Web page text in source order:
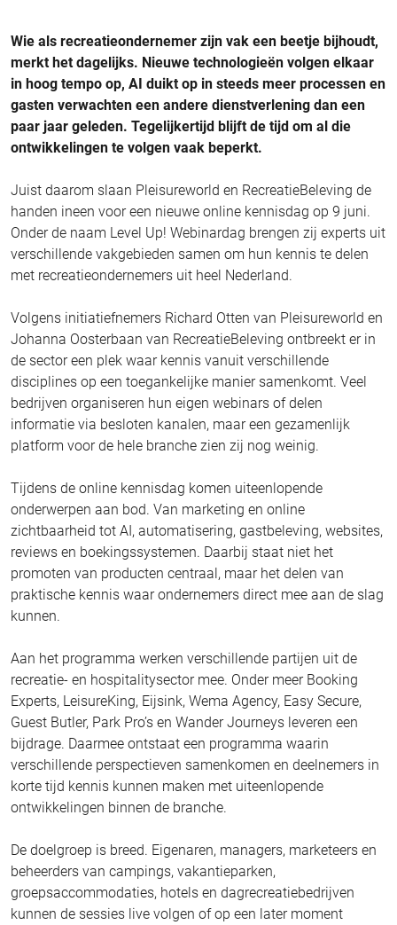
Wie als recreatieondernemer zijn vak een beetje bijhoudt,
merkt het dagelijks. Nieuwe technologieën volgen elkaar
in hoog tempo op, AI duikt op in steeds meer processen en
gasten verwachten een andere dienstverlening dan een
paar jaar geleden. Tegelijkertijd blijft de tijd om al die
ontwikkelingen te volgen vaak beperkt.
Juist daarom slaan Pleisureworld en RecreatieBeleving de
handen ineen voor een nieuwe online kennisdag op 9 juni.
Onder de naam Level Up! Webinardag brengen zij experts uit
verschillende vakgebieden samen om hun kennis te delen
met recreatieondernemers uit heel Nederland.
Volgens initiatiefnemers Richard Otten van Pleisureworld en
Johanna Oosterbaan van RecreatieBeleving ontbreekt er in
de sector een plek waar kennis vanuit verschillende
disciplines op een toegankelijke manier samenkomt. Veel
bedrijven organiseren hun eigen webinars of delen
informatie via besloten kanalen, maar een gezamenlijk
platform voor de hele branche zien zij nog weinig.
Tijdens de online kennisdag komen uiteenlopende
onderwerpen aan bod. Van marketing en online
zichtbaarheid tot AI, automatisering, gastbeleving, websites,
reviews en boekingssystemen. Daarbij staat niet het
promoten van producten centraal, maar het delen van
praktische kennis waar ondernemers direct mee aan de slag
kunnen.
Aan het programma werken verschillende partijen uit de
recreatie- en hospitalitysector mee. Onder meer Booking
Experts, LeisureKing, Eijsink, Wema Agency, Easy Secure,
Guest Butler, Park Pro’s en Wander Journeys leveren een
bijdrage. Daarmee ontstaat een programma waarin
verschillende perspectieven samenkomen en deelnemers in
korte tijd kennis kunnen maken met uiteenlopende
ontwikkelingen binnen de branche.
De doelgroep is breed. Eigenaren, managers, marketeers en
beheerders van campings, vakantieparken,
groepsaccommodaties, hotels en dagrecreatiebedrijven
kunnen de sessies live volgen of op een later moment